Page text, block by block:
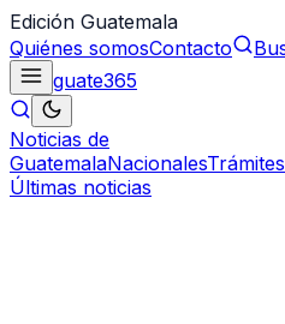
Edición Guatemala
Quiénes somosContacto
guate365
Noticias de
GuatemalaNacionalesTrámites
Últimas noticias